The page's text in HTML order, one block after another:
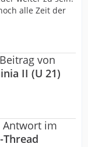
alle Zeit der
von
II (U 21)
Antwort im
Thread